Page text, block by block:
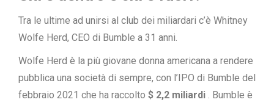
Tra le ultime ad unirsi al club dei miliardari c’è Whitney
Wolfe Herd, CEO di Bumble a 31 anni.
Wolfe Herd è la più giovane donna americana a rendere
pubblica una società di sempre, con l’IPO di Bumble del
febbraio 2021 che ha raccolto $ 2,2 miliardi . Bumble è